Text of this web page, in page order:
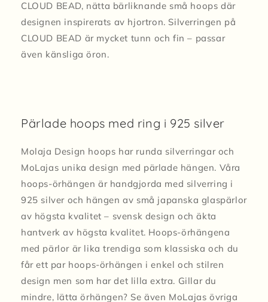
CLOUD BEAD, nätta bärliknande små hoops där
designen inspirerats av hjortron. Silverringen på
CLOUD BEAD är mycket tunn och fin – passar
även känsliga öron.
Pärlade hoops med ring i 925 silver
Molaja Design hoops har runda silverringar och
MoLajas unika design med pärlade hängen. Våra
hoops-örhängen är handgjorda med silverring i
925 silver och hängen av små japanska glaspärlor
av högsta kvalitet – svensk design och äkta
hantverk av högsta kvalitet. Hoops-örhängena
med pärlor är lika trendiga som klassiska och du
får ett par hoops-örhängen i enkel och stilren
design men som har det lilla extra. Gillar du
mindre, lätta örhängen? Se även MoLajas övriga